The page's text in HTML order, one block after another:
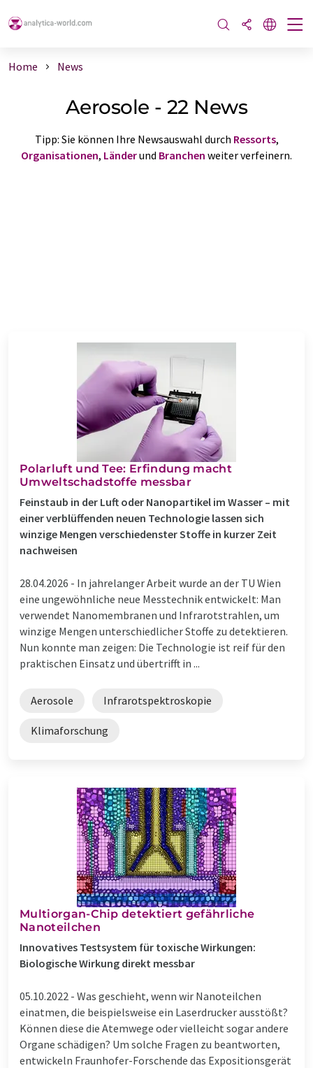
Home News
Aerosole - 22 News
Tipp: Sie können Ihre Newsauswahl durch Ressorts,
Organisationen, Länderund Branchen weiter verfeinern.
Polarluft und Tee: Erfindung macht
Umweltschadstoffe messbar
Feinstaub in der Luft oder Nanopartikel im Wasser – mit
einer verblüffenden neuen Technologie lassen sich
winzige Mengen verschiedenster Stoffe in kurzer Zeit
nachweisen
28.04.2026 - In jahrelanger Arbeit wurde an der TU Wien
eine ungewöhnliche neue Messtechnik entwickelt: Man
verwendet Nanomembranen und Infrarotstrahlen, um
winzige Mengen unterschiedlicher Stoffe zu detektieren.
Nun konnte man zeigen: Die Technologie ist reif für den
praktischen Einsatz und übertrifft in ...
Aerosole Infrarotspektroskopie
Klimaforschung
Multiorgan-Chip detektiert gefährliche
Nanoteilchen
Innovatives Testsystem für toxische Wirkungen:
Biologische Wirkung direkt messbar
05.10.2022 - Was geschieht, wenn wir Nanoteilchen
einatmen, die beispielsweise ein Laserdrucker ausstößt?
Können diese die Atemwege oder vielleicht sogar andere
Organe schädigen? Um solche Fragen zu beantworten,
entwickeln Fraunhofer-Forschende das Expositionsgerät